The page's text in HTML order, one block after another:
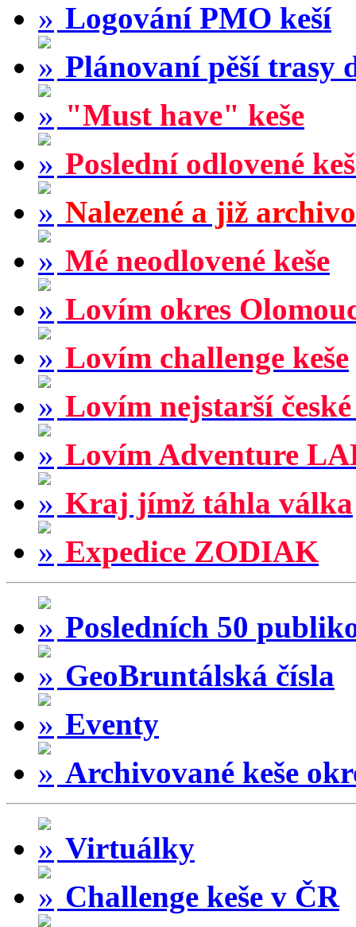
Logování PMO keší
Plánovaní pěší trasy
"Must have" keše
Poslední odlovené
Nalezené a již
Mé neodlovené keše
Lovím okres
Lovím challenge keše
Lovím nejstarší české
Lovím Adventure
Kraj jímž táhla válka
Expedice ZODIAK
Posledních 50
GeoBruntálská čísla
Eventy
Archivované keše
Virtuálky
Challenge keše v ČR